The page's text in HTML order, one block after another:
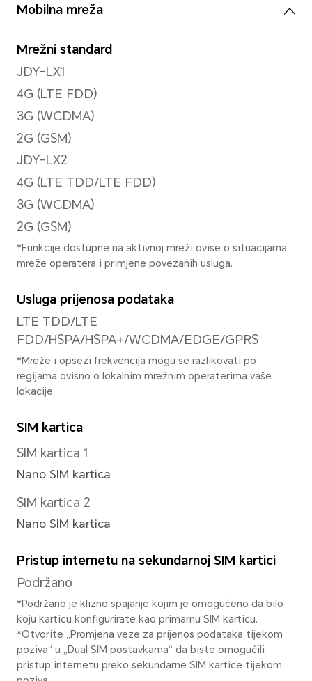
Način fokusa
Digitalni zoom od 10X
Rezolucija slike
Podržava 8160×6120 piksela
*Stvarna rezolucija slike može se
korištenom načinu fotografiranja.
Rezolucija videozapisa
Podržano 1920x1080 piksela
*Stvarna rezolucija videozapisa
ovisno o različitom načinu
zapisa.
Jednostruki zadnji LED blic
Način snimanja
Portret (uključujući način